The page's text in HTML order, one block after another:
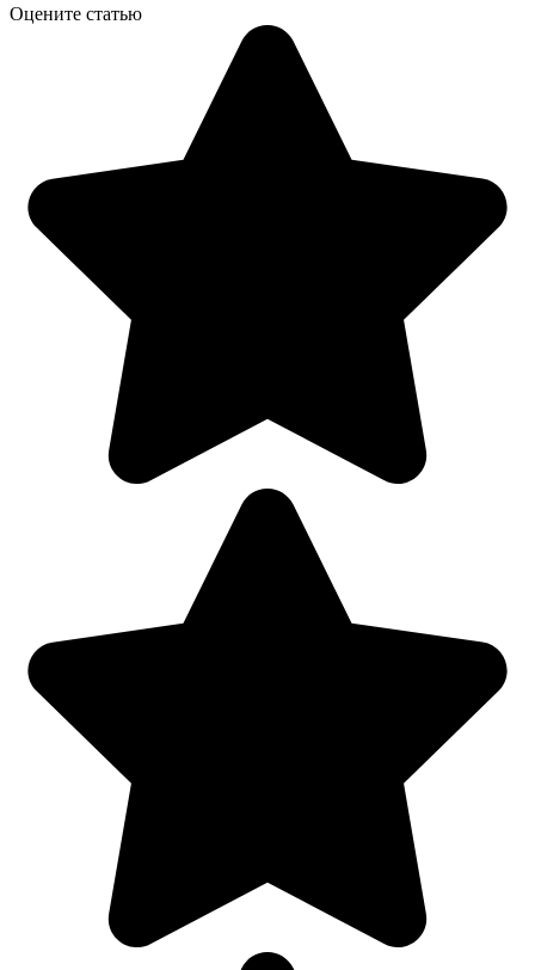
Оцените статью